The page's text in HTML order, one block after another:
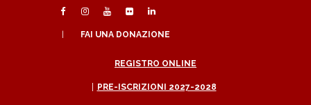
FAI UNA DONAZIONE
REGISTRO ONLINE
PRE-ISCRIZIONI 2027-2028